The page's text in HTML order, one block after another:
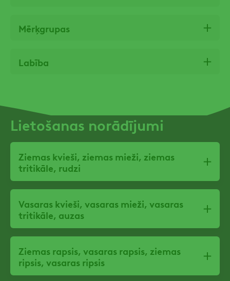
Mērķgrupas
Labība
Lietošanas norādījumi
Ziemas kvieši, ziemas mieži, ziemas
tritikāle, rudzi
Vasaras kvieši, vasaras mieži, vasaras
tritikāle, auzas
Ziemas rapsis, vasaras rapsis, ziemas
ripsis, vasaras ripsis